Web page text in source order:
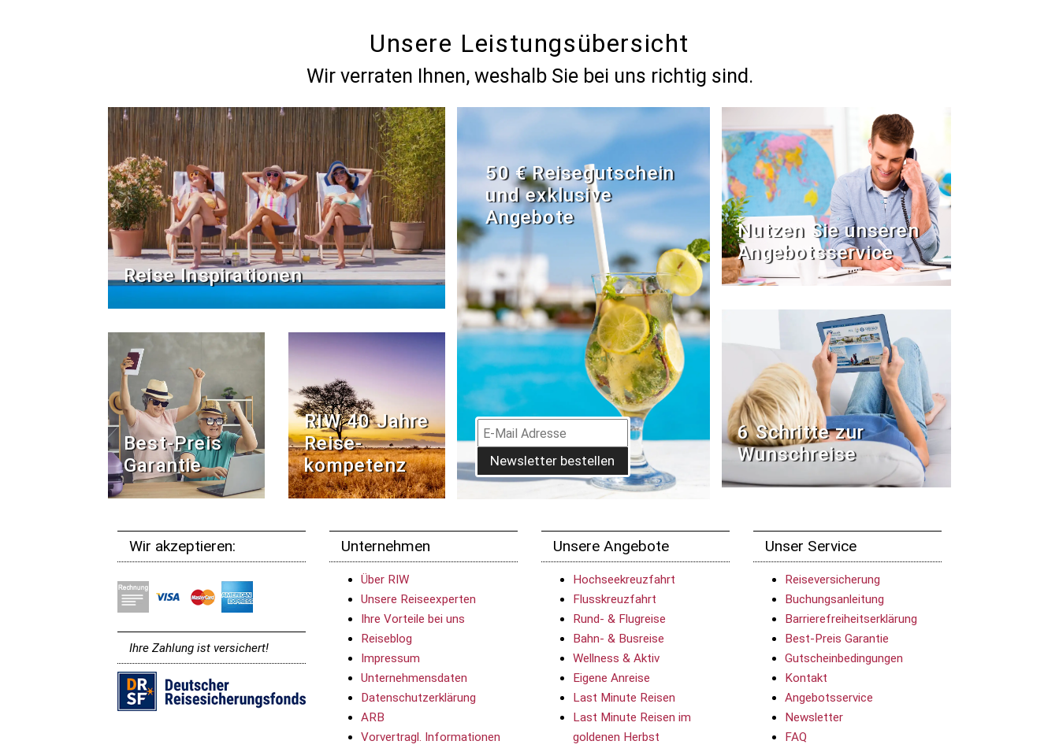
Unsere Leistungsübersicht
Wir verraten Ihnen, weshalb Sie bei uns richtig sind.
Reise Inspirationen
Best-Preis
Garantie
RIW 40 Jahre
Reise­
kompetenz
50 € Reisegutschein
und exklusive
Angebote
Newsletter bestellen
Nutzen Sie unseren
Angebotsservice
6 Schritte zur
Wunschreise
Wir akzeptieren:
Ihre Zahlung ist versichert!
Unternehmen
Über RIW
Unsere Reiseexperten
Ihre Vorteile bei uns
Reiseblog
Impressum
Unternehmensdaten
Datenschutzerklärung
ARB
Vorvertragl. Informationen
Unsere Angebote
Hochseekreuzfahrt
Flusskreuzfahrt
Rund- & Flugreise
Bahn- & Busreise
Wellness & Aktiv
Eigene Anreise
Last Minute Reisen
Last Minute Reisen im
goldenen Herbst
Unser Service
Reiseversicherung
Buchungsanleitung
Barrierefreiheitserklärung
Best-Preis Garantie
Gutscheinbedingungen
Kontakt
Angebotsservice
Newsletter
FAQ